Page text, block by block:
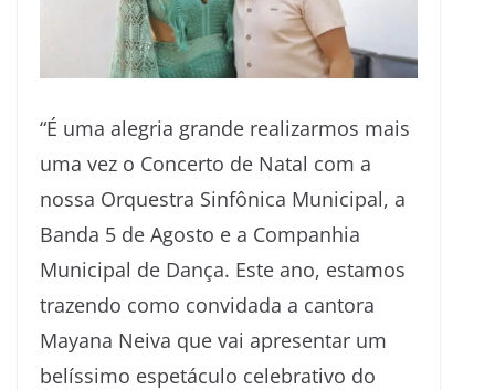
“É uma alegria grande realizarmos mais
uma vez o Concerto de Natal com a
nossa Orquestra Sinfônica Municipal, a
Banda 5 de Agosto e a Companhia
Municipal de Dança. Este ano, estamos
trazendo como convidada a cantora
Mayana Neiva que vai apresentar um
belíssimo espetáculo celebrativo do